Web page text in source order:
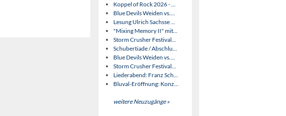
Koppel of Rock 2026 - ...
Blue Devils Weiden vs....
Lesung Ulrich Sachsse ...
"Mixing Memory II" mit...
Storm Crusher Festival...
Schubertiade / Abschlu...
Blue Devils Weiden vs....
Storm Crusher Festival...
Liederabend: Franz Sch...
Bluval-Eröffnung: Konz...
weitere Neuzugänge »